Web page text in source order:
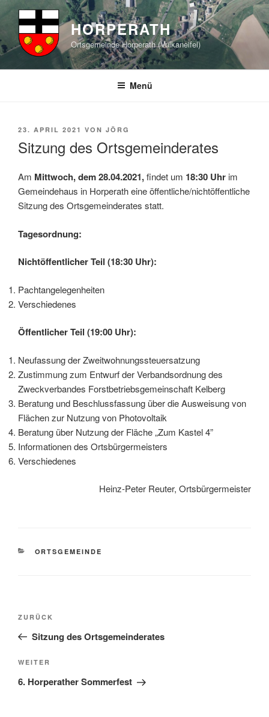
Zum
Inhalt
springen
HORPERATH
Ortsgemeinde Horperath (Vulkaneifel)
Menü
VERÖFFENTLICHT
23. APRIL 2021 VON JÖRG
Sitzung des Ortsgemeinderates
Am Mittwoch, dem 28.04.2021,findet um 18:30 Uhr im
Gemeindehaus in Horperath eine öffentliche/nichtöffentliche
Sitzung des Ortsgemeinderates statt.
Tagesordnung:
Nichtöffentlicher Teil (18:30 Uhr):
Pachtangelegenheiten
Verschiedenes
Öffentlicher Teil (19:00 Uhr):
Neufassung der Zweitwohnungssteuersatzung
Zustimmung zum Entwurf der Verbandsordnung des
Zweckverbandes Forstbetriebsgemeinschaft Kelberg
Beratung und Beschlussfassung über die Ausweisung von
Flächen zur Nutzung von Photovoltaik
Beratung über Nutzung der Fläche „Zum Kastel 4”
Informationen des Ortsbürgermeisters
Verschiedenes
Heinz-Peter Reuter, Ortsbürgermeister
KATEGORIEN
ORTSGEMEINDE
Beitragsnavigation
Vorheriger
Beitrag
ZURÜCK
Sitzung des Ortsgemeinderates
Nächster
Beitrag
WEITER
6. Horperather Sommerfest